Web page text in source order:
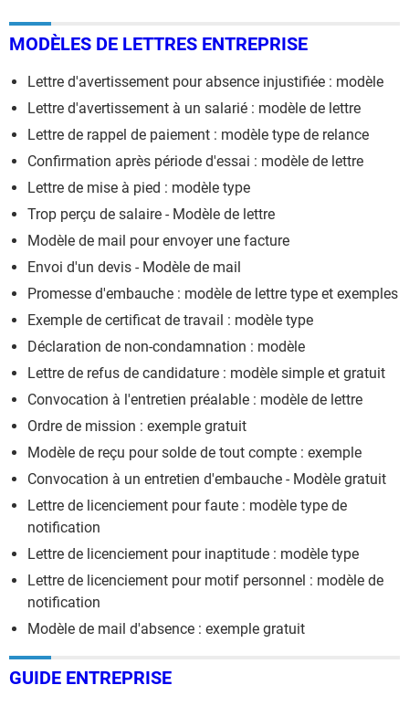
Demander un temps partiel à son employeur : comment
faire> Accueil - Temps de travail
MODÈLES DE LETTRES ENTREPRISE
Lettre d'avertissement pour absence injustifiée : modèle
Lettre d'avertissement à un salarié : modèle de lettre
Lettre de rappel de paiement : modèle type de relance
Confirmation après période d'essai : modèle de lettre
Lettre de mise à pied : modèle type
Trop perçu de salaire - Modèle de lettre
Modèle de mail pour envoyer une facture
Envoi d'un devis - Modèle de mail
Promesse d'embauche : modèle de lettre type et exemples
Exemple de certificat de travail : modèle type
Déclaration de non-condamnation : modèle
Lettre de refus de candidature : modèle simple et gratuit
Convocation à l'entretien préalable : modèle de lettre
Ordre de mission : exemple gratuit
Modèle de reçu pour solde de tout compte : exemple
Convocation à un entretien d'embauche - Modèle gratuit
Lettre de licenciement pour faute : modèle type de
notification
Lettre de licenciement pour inaptitude : modèle type
Lettre de licenciement pour motif personnel : modèle de
notification
Modèle de mail d'absence : exemple gratuit
GUIDE ENTREPRISE